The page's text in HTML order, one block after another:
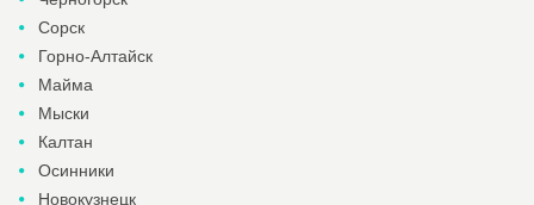
Сорск
Горно-Алтайск
Майма
Мыски
Калтан
Осинники
Новокузнецк